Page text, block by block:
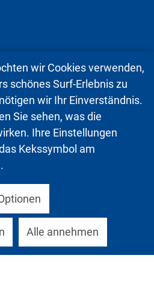
wir Cookies verwenden,
schönes Surf-Erlebnis zu
wir Ihr Einverständnis.
Sie sehen, was die
Ihre Einstellungen
Kekssymbol am
Alle annehmen